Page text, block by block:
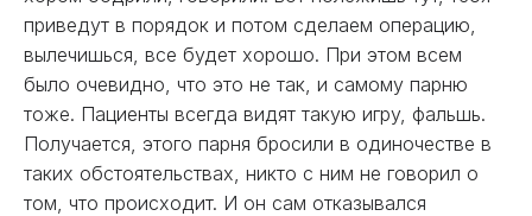
приведут в порядок и потом сделаем операцию,
вылечишься, все будет хорошо. При этом всем
было очевидно, что это не так, и самому парню
тоже. Пациенты всегда видят такую игру, фальшь.
Получается, этого парня бросили в одиночестве в
таких обстоятельствах, никто с ним не говорил о
том, что происходит. И он сам отказывался